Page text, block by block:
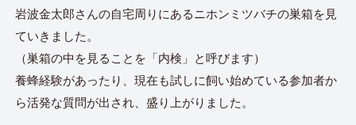
岩波金太郎さんの自宅周りにあるニホンミツバチの巣箱を見
ていきました。
（巣箱の中を見ることを「内検」と呼びます）
養蜂経験があったり、現在も試しに飼い始めている参加者か
ら活発な質問が出され、盛り上がりました。